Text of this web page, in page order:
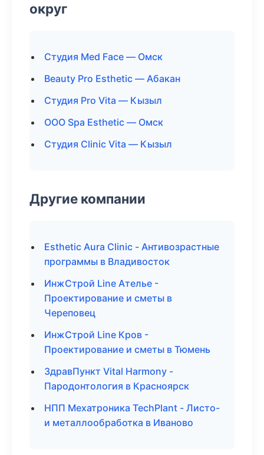
округ
Студия Med Face — Омск
Beauty Pro Esthetic — Абакан
Студия Pro Vita — Кызыл
ООО Spa Esthetic — Омск
Студия Clinic Vita — Кызыл
Другие компании
Esthetic Aura Clinic - Антивозрастные
программы в Владивосток
ИнжСтрой Line Ателье -
Проектирование и сметы в
Череповец
ИнжСтрой Line Кров -
Проектирование и сметы в Тюмень
ЗдравПункт Vital Harmony -
Пародонтология в Красноярск
НПП Мехатроника TechPlant - Листо-
и металлообработка в Иваново